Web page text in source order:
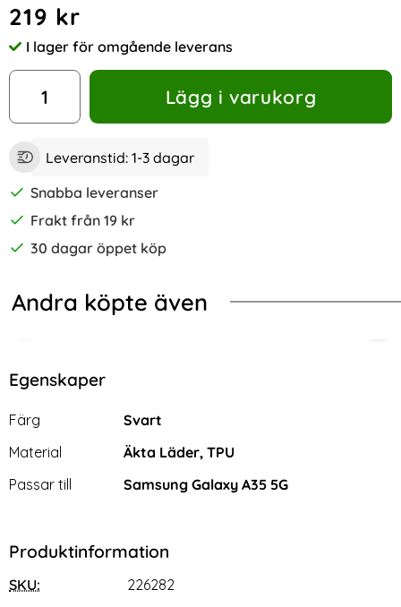
pris
219 kr
Tillgänglighet:
I lager för omgående leverans
antal
Lägg i varukorg
Leveranstid: 1-3 dagar
Snabba leveranser
Frakt från 19 kr
30 dagar öppet köp
Andra köpte även
Matt Transparent
Galaxy A35 5G Skal Shockproof Med Kortfack Svart
2-Pack Samsung A35 5G
Egenskaper
Egenskaper/attribut för denna produkt
Attribut
Färg
Svart
Material
Äkta Läder, TPU
Passar till
Samsung Galaxy A35 5G
Produktinformation
SKU: 226282